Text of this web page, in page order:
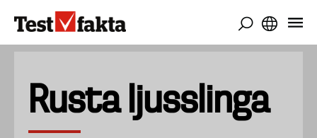
hovedindhold
Rusta ljusslinga